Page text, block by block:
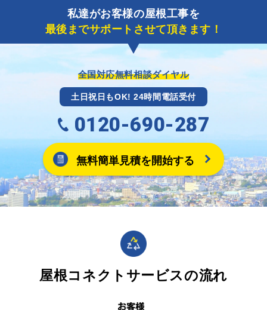
私達がお客様の屋根工事を
最後までサポートさせて頂きます！
全国対応無料相談ダイヤル
土日祝日もOK! 24時間電話受付
0120-690-287
無料簡単見積を開始する
屋根コネクトサービスの流れ